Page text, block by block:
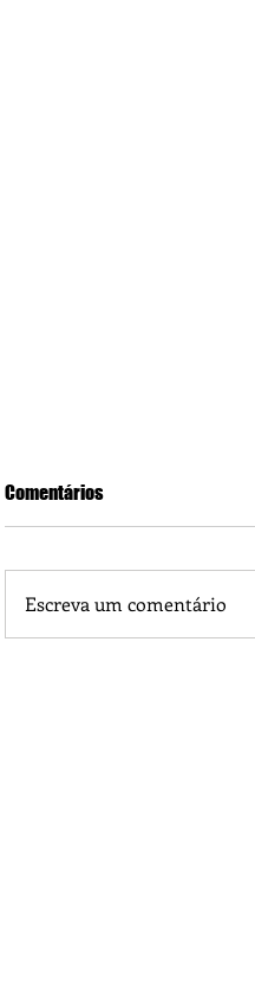
Comentários
Escreva um comentário